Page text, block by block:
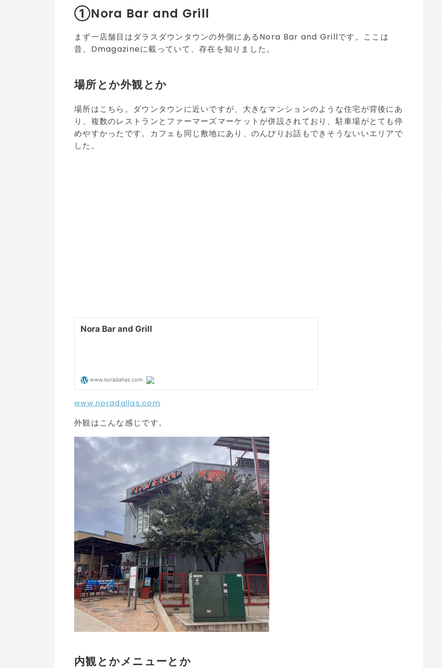
①Nora Bar and Grill
まず一店舗目はダラスダウンタウンの外側にあるNora Bar and Grillです。ここは
昔、Dmagazineに載っていて、存在を知りました。
場所とか外観とか
場所はこちら。ダウンタウンに近いですが、大きなマンションのような住宅が背後にあ
り、複数のレストランとファーマーズマーケットが併設されており、駐車場がとても停
めやすかったです。カフェも同じ敷地にあり、のんびりお話もできそうないいエリアで
した。
www.noradallas.com
外観はこんな感じです。
内観とかメニューとか